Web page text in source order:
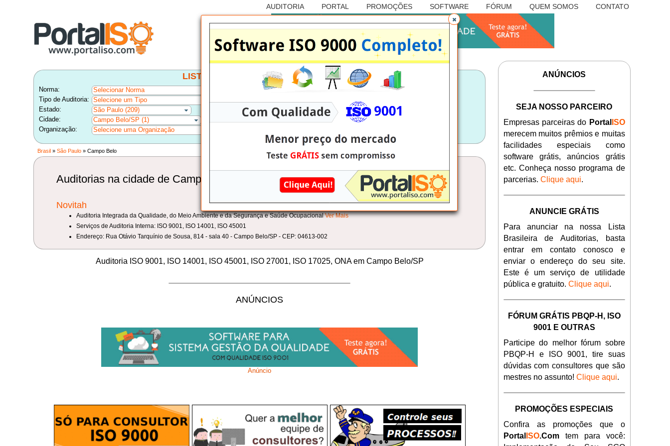
AUDITORIA PORTAL PROMOÇÕES SOFTWARE FÓRUM QUEM SOMOS CONTATO
Anúncio
LISTA BRASILEIRA DE AUDITORIAS
Norma:
Selecionar Norma
Tipo de Auditoria:
Selecione um Tipo
Estado:
São Paulo (209)
Cidade:
Campo Belo/SP (1)
Organização:
Selecione uma Organização
ANÚNCIOS
SEJA NOSSO PARCEIRO
Empresas parceiras do PortalISO
merecem muitos prêmios e muitas
facilidades especiais como
software grátis, anúncios grátis
etc. Conheça nosso programa de
parcerias. Clique aqui.
ANUNCIE GRÁTIS
Para anunciar na nossa Lista
Brasileira de Auditorias, basta
entrar em contato conosco e
enviar o endereço do seu site.
Este é um serviço de utilidade
pública e gratuito. Clique aqui.
FÓRUM GRÁTIS PBQP-H, ISO
9001 E OUTRAS
Participe do melhor fórum sobre
PBQP-H e ISO 9001, tire suas
dúvidas com consultores que são
mestres no assunto! Clique aqui.
PROMOÇÕES ESPECIAIS
Confira as promoções que o
PortalISO.Comtem para você:
Brasil» São Paulo» Campo Belo
Auditorias na cidade de Campo Belo/SP:
Novitah
Auditoria Integrada da Qualidade, do Meio Ambiente e da Segurança e Saúde OcupacionalVer Mais
Serviços de Auditoria Interna: ISO 9001, ISO 14001, ISO 45001
Endereço: Rua Otávio Tarquínio de Sousa, 814 - sala 40 - Campo Belo/SP - CEP: 04613-002
Auditoria ISO 9001, ISO 14001, ISO 45001, ISO 27001, ISO 17025, ONA em Campo Belo/SP
ANÚNCIOS
Anúncio